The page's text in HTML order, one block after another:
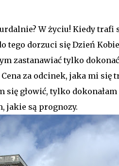
W życiu! Kiedy trafi
tego dorzuci się Dzień
zastanawiać tylko
za odcinek, jaka mi się
się głowić, tylko
jakie są prognozy.